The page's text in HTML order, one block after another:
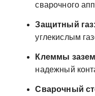
сварочного
Защитный газ:
углекислым
Клеммы
надежный
Сварочный